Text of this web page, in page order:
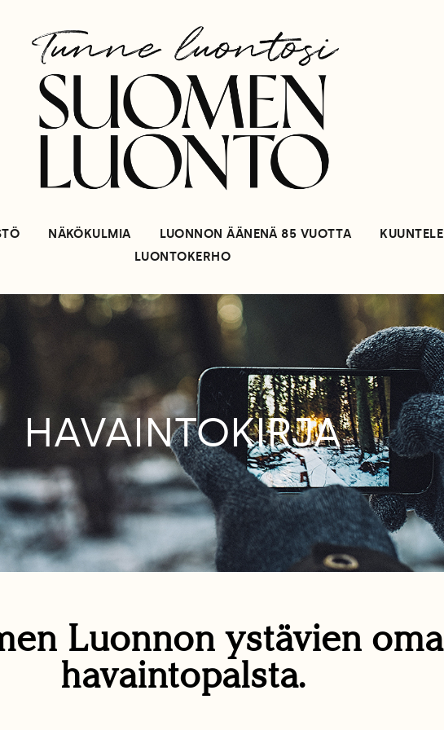
NÄKÖKULMIA LUONNON ÄÄNENÄ 85 VUOTTA KUUNTELE
LUONTOKERHO
HAVAINTOKIRJA
Luonnon ystävien oma
havaintopalsta.